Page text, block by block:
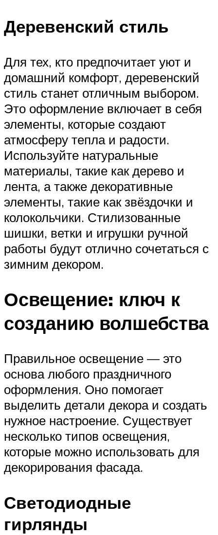
Деревенский стиль
Для тех, кто предпочитает уют и
домашний комфорт, деревенский
стиль станет отличным выбором.
Это оформление включает в себя
элементы, которые создают
атмосферу тепла и радости.
Используйте натуральные
материалы, такие как дерево и
лента, а также декоративные
элементы, такие как звёздочки и
колокольчики. Стилизованные
шишки, ветки и игрушки ручной
работы будут отлично сочетаться с
зимним декором.
Освещение: ключ к
созданию волшебства
Правильное освещение — это
основа любого праздничного
оформления. Оно помогает
выделить детали декора и создать
нужное настроение. Существует
несколько типов освещения,
которые можно использовать для
декорирования фасада.
Светодиодные
гирлянды